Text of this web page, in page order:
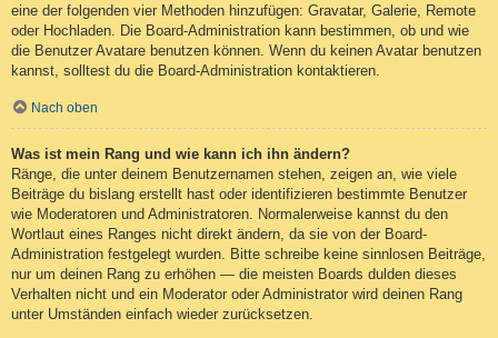
eine der folgenden vier Methoden hinzufügen: Gravatar, Galerie, Remote
oder Hochladen. Die Board-Administration kann bestimmen, ob und wie
die Benutzer Avatare benutzen können. Wenn du keinen Avatar benutzen
kannst, solltest du die Board-Administration kontaktieren.
Nach oben
Was ist mein Rang und wie kann ich ihn ändern?
Ränge, die unter deinem Benutzernamen stehen, zeigen an, wie viele
Beiträge du bislang erstellt hast oder identifizieren bestimmte Benutzer
wie Moderatoren und Administratoren. Normalerweise kannst du den
Wortlaut eines Ranges nicht direkt ändern, da sie von der Board-
Administration festgelegt wurden. Bitte schreibe keine sinnlosen Beiträge,
nur um deinen Rang zu erhöhen — die meisten Boards dulden dieses
Verhalten nicht und ein Moderator oder Administrator wird deinen Rang
unter Umständen einfach wieder zurücksetzen.